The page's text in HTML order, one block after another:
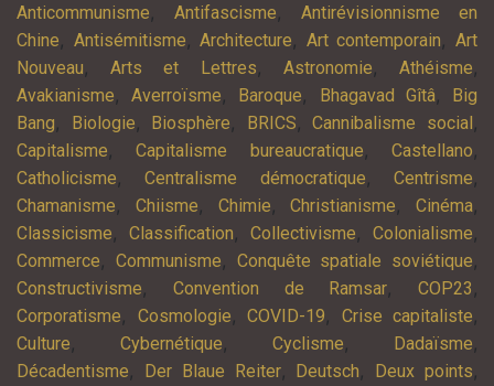
Anticommunisme, Antifascisme, Antirévisionnisme en
Chine, Antisémitisme,Architecture, Art contemporain,Art
Nouveau,Arts et Lettres, Astronomie,Athéisme,
Avakianisme,Averroïsme, Baroque, Bhagavad Gîtâ,
Big
Bang, Biologie, Biosphère, BRICS,Cannibalisme social ,
Capitalisme,Capitalisme bureaucratique,Castellano,
Catholicisme,Centralisme démocratique,Centrisme,
Chamanisme, Chiisme, Chimie,Christianisme, Cinéma,
Classicisme, Classification, Collectivisme, Colonialisme,
Commerce, Communisme, Conquête spatiale soviétique,
Constructivisme, Convention de Ramsar, COP23 ,
Corporatisme, Cosmologie, COVID-19, Crise capitaliste,
Culture, Cybernétique, Cyclisme, Dadaïsme,
Décadentisme, Der Blaue Reiter, Deutsch, Deux points,